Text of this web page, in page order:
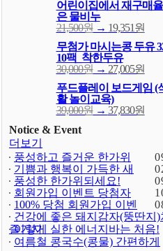
콩을 통째로 갈아넣은
부300g 4모
16,000원→ 14,402원
먹어본 중 최고의 생강
18,000원→18,000원
잔다리 서리태 볶은 검
가루 180g
6,500원→5,850원
Notice & Event
더보기
풍성하고 즐거운 한가위
되세요! (-402)
기쁨과 행복이 가득한 새
해되세요!
풍성한 한가위되세요!
회원가입 이벤트 당첨자
발표 (4)
100% 당첨 회원가입 이벤
트(종료)
(23)
건강에 좋은 돼지감자(뚱딴지)
즐기자
이렇게 실한 에너지바는 처음!
여름철 콩국수(콩물) 간편하게